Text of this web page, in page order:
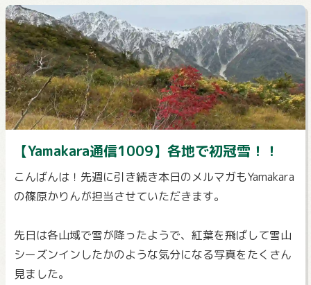
お客様レポート
Yamakaraサイト
お問い合わせ
【Yamakara通信1009】各地で初冠雪！！
こんばんは！先週に引き続き本日のメルマガもYamakara
の篠原かりんが担当させていただきます。
先日は各山域で雪が降ったようで、紅葉を飛ばして雪山
シーズンインしたかのような気分になる写真をたくさん
見ました。